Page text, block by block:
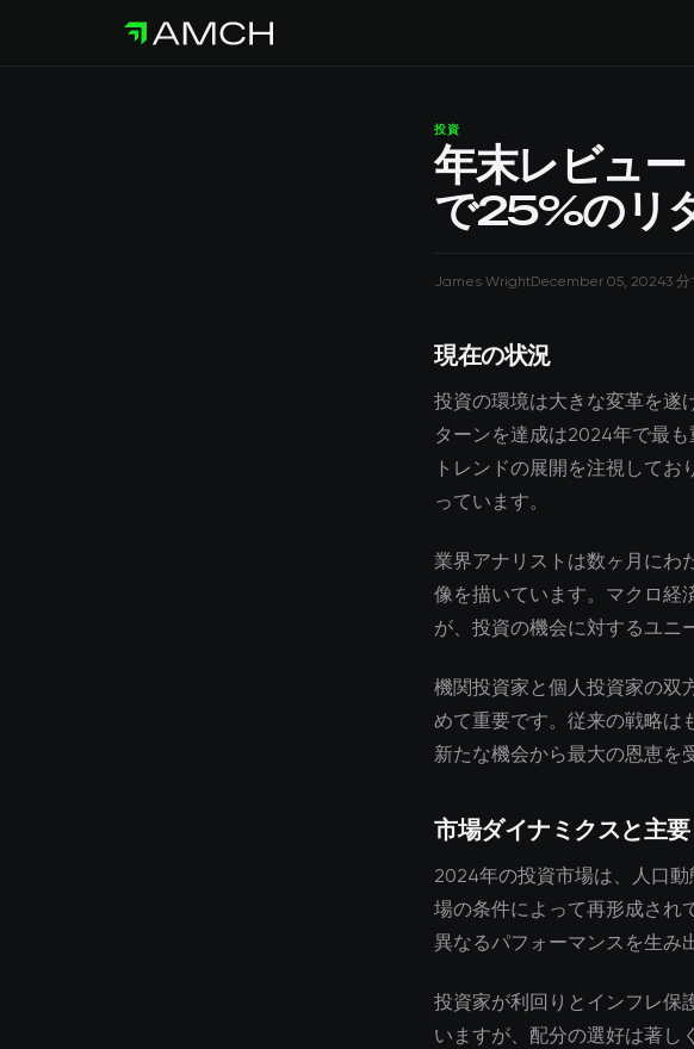
投資
年末レビュ
で25%のリ
James WrightDecember 05, 20243 分
現在の状況
投資の環境は大きな変革を遂
ターンを達成は2024年で最
トレンドの展開を注視して
っています。
業界アナリストは数ヶ月にわ
像を描いています。マクロ経
が、投資の機会に対するユニ
機関投資家と個人投資家の双
めて重要です。従来の戦略は
新たな機会から最大の恩恵を
市場ダイナミクスと主
2024年の投資市場は、人口
場の条件によって再形成され
異なるパフォーマンスを生み
投資家が利回りとインフレ保
いますが、配分の選好は著し